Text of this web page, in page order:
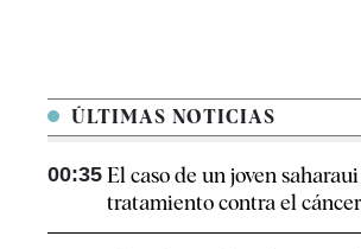
ÚLTIMAS NOTICIAS
00:35 El caso de un joven
tratamiento contra el